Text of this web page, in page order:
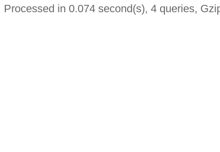
Processed in 0.074 second(s), 4 queries,